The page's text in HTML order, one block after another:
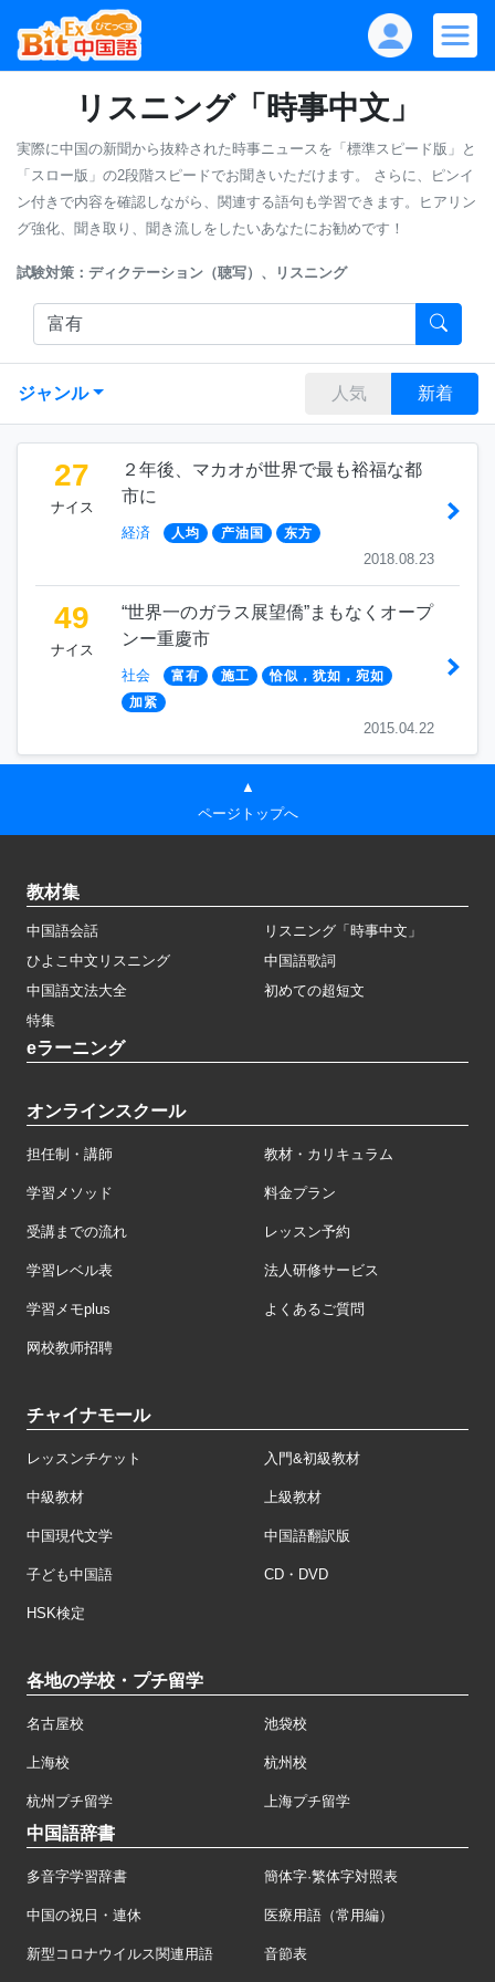
リスニング「時事中文」
実際に中国の新聞から抜粋された時事ニュースを「標準スピード版」と
「スロー版」の2段階スピードでお聞きいただけます。
さらに、ピンイ
ン付きで内容を確認しながら、関連する語句も学習できます。ヒアリン
グ強化、聞き取り、聞き流しをしたいあなたにお勧めです！
試験対策：ディクテーション（聴写）、リスニング
ジャンル 人気 新着
27
ナイス
２年後、マカオが世界で最も裕福な都
市に
経済 人均 产油国 东方
2018.08.23
49
ナイス
“世界一のガラス展望僑”まもなくオープ
ンー重慶市
社会 富有 施工
恰似，犹如，宛如
加紧
2015.04.22
▲
ページトップへ
教材集
中国語会話
リスニング「時事中文」
ひよこ中文リスニング
中国語歌詞
中国語文法大全
初めての超短文
特集
eラーニング
オンラインスクール
担任制・講師 教材・カリキュラム
学習メソッド 料金プラン
受講までの流れ レッスン予約
学習レベル表 法人研修サービス
学習メモplus よくあるご質問
网校教师招聘
チャイナモール
レッスンチケット 入門&初級教材
中級教材 上級教材
中国現代文学 中国語翻訳版
子ども中国語 CD・DVD
HSK検定
各地の学校・プチ留学
名古屋校 池袋校
上海校 杭州校
杭州プチ留学 上海プチ留学
中国語辞書
多音字学習辞書 簡体字·繁体字対照表
中国の祝日・連休 医療用語（常用編）
新型コロナウイルス関連用語 音節表